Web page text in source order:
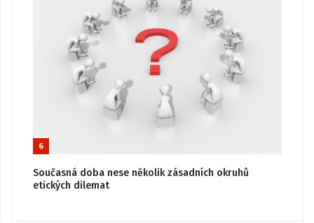
6
Současná doba nese několik zásadních okruhů
etických dilemat